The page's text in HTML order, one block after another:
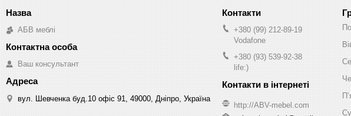
АБВ меблі
Ваш консультант
вул. Шевченка буд.10 офіс 91, 49000, Дніпро, Україна
+380 (99) 212-89-19
Vodafone
+380 (93) 539-92-38
life:)
http://ABV-mebel.com